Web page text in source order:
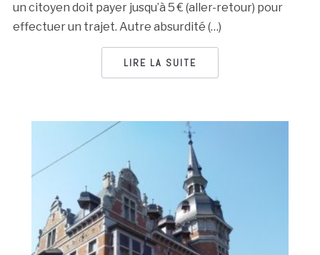
un citoyen doit payer jusqu’à 5 € (aller-retour) pour
effectuer un trajet. Autre absurdité (…)
LIRE LA SUITE